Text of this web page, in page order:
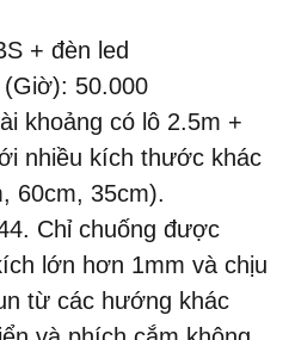
+ đèn led
50.000
khoảng có lô 2.5m +
nhiều kích thước khác
60cm, 35cm).
Chỉ chuống được
lớn hơn 1mm và chịu
từ các hướng khác